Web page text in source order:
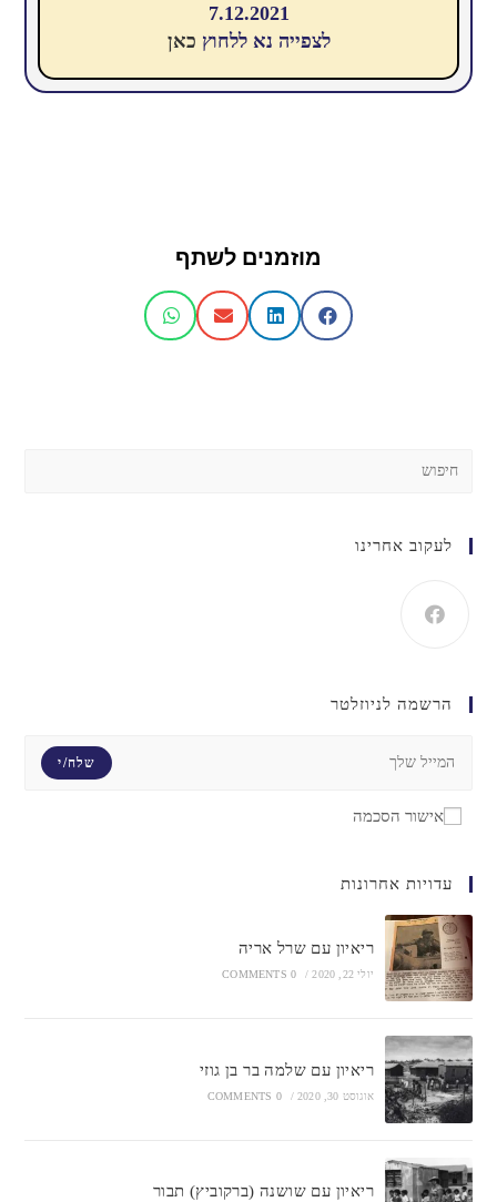
7.12.2021
לצפייה נא ללחוץ כאן
מוזמנים לשתף
לעקוב אחרינו
הרשמה לניוזלטר
שלח/י
אישור הסכמה
עדויות אחרונות
ריאיון עם שרל אריה
יולי 22, 2020 /
0 COMMENTS
ריאיון עם שלמה בר בן גוזי
אוגוסט 30, 2020 /
0 COMMENTS
ריאיון עם שושנה (ברקוביץ) תבור